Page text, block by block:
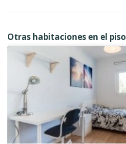
Otras habitaciones en el piso